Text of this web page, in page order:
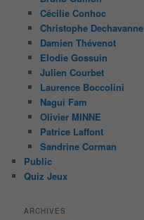
Cécilie Conhoc
Christophe Dechavanne
Damien Thévenot
Elodie Gossuin
Julien Courbet
Laurence Boccolini
Nagui Fam
Olivier MINNE
Patrice Laffont
Sandrine Corman
Public
Quiz Jeux
ARCHIVES